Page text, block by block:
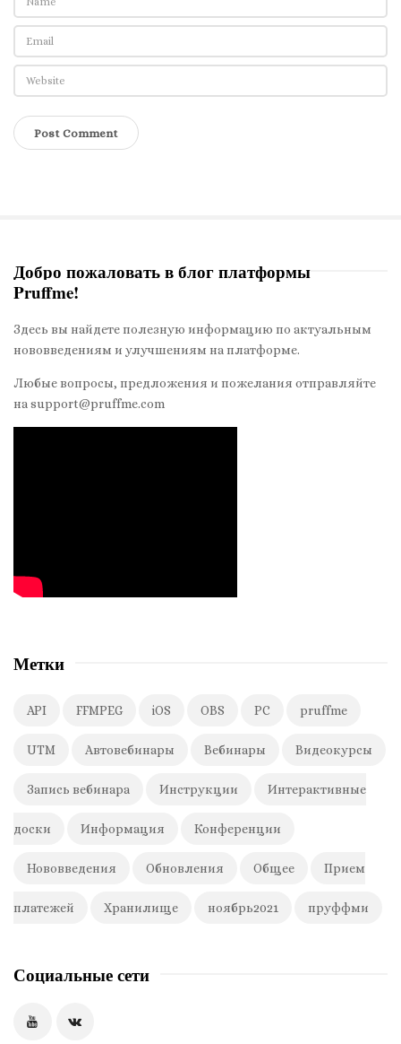
S
t
e
S
i
d
Добро пожаловать в блог платформы
Pruffme!
Здесь вы найдете полезную информацию по актуальным
нововведениям и улучшениям на платформе.
Любые вопросы, предложения и пожелания отправляйте
на support@pruffme.com
Метки
API FFMPEG iOS OBS PC pruffme
UTM Автовебинары Вебинары Видеокурсы
Запись вебинара Инструкции Интерактивные
доски Информация Конференции
Нововведения Обновления Общее Прием
платежей Хранилище ноябрь2021 пруффми
Социальные сети